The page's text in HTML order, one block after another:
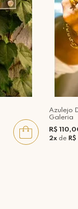
Azulejo
Galeria
R$
2xde